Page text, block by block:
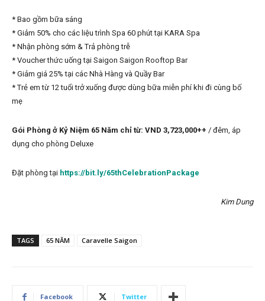
* Bao gồm bữa sáng
* Giảm 50% cho các liệu trình Spa 60 phút tại KARA Spa
* Nhận phòng sớm & Trả phòng trễ
* Voucher thức uống tại Saigon Saigon Rooftop Bar
* Giảm giá 25% tại các Nhà Hàng và Quầy Bar
* Trẻ em từ 12 tuổi trở xuống được dùng bữa miễn phí khi đi cùng bố
mẹ
Gói Phòng ở Kỷ Niệm 65 Năm chỉ từ: VND 3,723,000++ / đêm, áp
dụng cho phòng Deluxe
Đặt phòng tại https://bit.ly/65thCelebrationPackage
Kim Dung
TAGS 65 NĂM Caravelle Saigon
Facebook Twitter